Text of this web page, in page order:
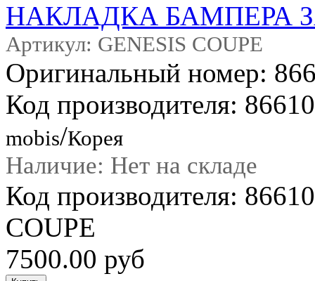
НАКЛАДКА БАМПЕРА
Артикул: GENESIS COUPE
Оригинальный номер:
Код производителя:
mobis/Корея
Наличие: Нет на складе
Код производителя:
COUPE
7500.00 руб